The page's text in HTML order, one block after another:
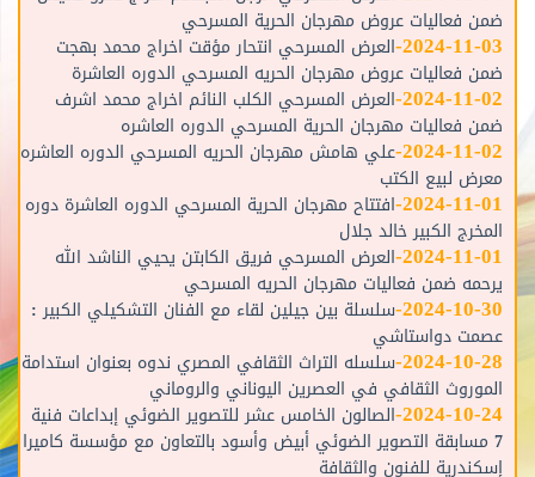
ضمن فعاليات عروض مهرجان الحرية المسرحي
2024-11-03
-العرض المسرحي انتحار مؤقت اخراج محمد بهجت
ضمن فعاليات عروض مهرجان الحريه المسرحي الدوره العاشرة
2024-11-02
-العرض المسرحي الكلب النائم اخراج محمد اشرف
ضمن فعاليات مهرجان الحرية المسرحي الدوره العاشره
2024-11-02
-علي هامش مهرجان الحريه المسرحي الدوره العاشره
معرض لبيع الكتب
2024-11-01
-افتتاح مهرجان الحرية المسرحي الدوره العاشرة دوره
المخرج الكبير خالد جلال
2024-11-01
-العرض المسرحي فريق الكابتن يحيي الناشد الله
يرحمه ضمن فعاليات مهرجان الحريه المسرحي
2024-10-30
-سلسلة بين جيلين لقاء مع الفنان التشكيلي الكبير :
عصمت دواستاشي
2024-10-28
-سلسله التراث الثقافي المصري ندوه بعنوان استدامة
الموروث الثقافي في العصرين اليوناني والروماني
2024-10-24
-الصالون الخامس عشر للتصوير الضوئي إبداعات فنية
7 مسابقة التصوير الضوئي أبيض وأسود بالتعاون مع مؤسسة كاميرا
إسكندرية للفنون والثقافة